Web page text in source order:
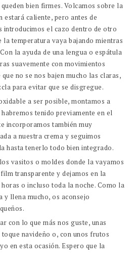
bien firmes. Volcamos sobre la
estará caliente, pero antes de
introducimos el cazo dentro de otro
la temperatura vaya bajando mientras
la ayuda de una lengua o espátula
suavemente con movimientos
no se nos bajen mucho las claras,
para evitar que se disgregue.
a ser posible, montamos a
tenido previamente en el
incorporamos también muy
a nuestra crema y seguimos
hasta tenerlo todo bien integrado.
vasitos o moldes donde la vayamos
transparente y dejamos en la
o incluso toda la noche. Como la
y llena mucho, os aconsejo
con lo que más nos guste, unas
navideño o, con unos frutos
en esta ocasión. Espero que la